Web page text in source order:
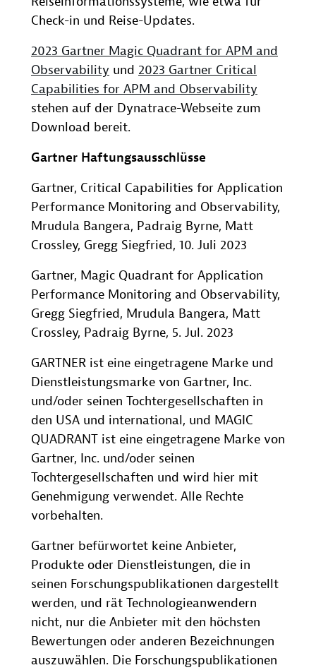
Check-in und Reise-Updates.
2023 Gartner Magic Quadrant for APM and
Observability und 2023 Gartner Critical
Capabilities for APM and Observability
stehen auf der Dynatrace-Webseite zum
Download bereit.
Gartner Haftungsausschlüsse
Gartner, Critical Capabilities for Application
Performance Monitoring and Observability,
Mrudula Bangera, Padraig Byrne, Matt
Crossley, Gregg Siegfried, 10. Juli 2023
Gartner, Magic Quadrant for Application
Performance Monitoring and Observability,
Gregg Siegfried, Mrudula Bangera, Matt
Crossley, Padraig Byrne, 5. Jul. 2023
GARTNER ist eine eingetragene Marke und
Dienstleistungsmarke von Gartner, Inc.
und/oder seinen Tochtergesellschaften in
den USA und international, und MAGIC
QUADRANT ist eine eingetragene Marke von
Gartner, Inc. und/oder seinen
Tochtergesellschaften und wird hier mit
Genehmigung verwendet. Alle Rechte
vorbehalten.
Gartner befürwortet keine Anbieter,
Produkte oder Dienstleistungen, die in
seinen Forschungspublikationen dargestellt
werden, und rät Technologieanwendern
nicht, nur die Anbieter mit den höchsten
Bewertungen oder anderen Bezeichnungen
auszuwählen. Die Forschungspublikationen